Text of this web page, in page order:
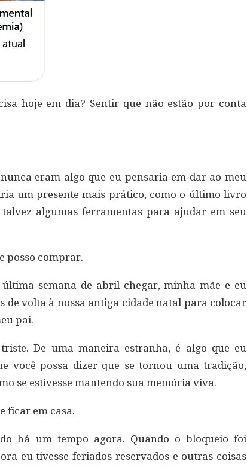
hoje em dia? Sentir que não estão por conta
eram algo que eu pensaria em dar ao meu
um presente mais prático, como o último livro
talvez algumas ferramentas para ajudar em seu
posso comprar.
semana de abril chegar, minha mãe e eu
de volta à nossa antiga cidade natal para colocar
pai.
De uma maneira estranha, é algo que eu
você possa dizer que se tornou uma tradição,
se estivesse mantendo sua memória viva.
ficar em casa.
há um tempo agora. Quando o bloqueio foi
eu tivesse feriados reservados e outras coisas